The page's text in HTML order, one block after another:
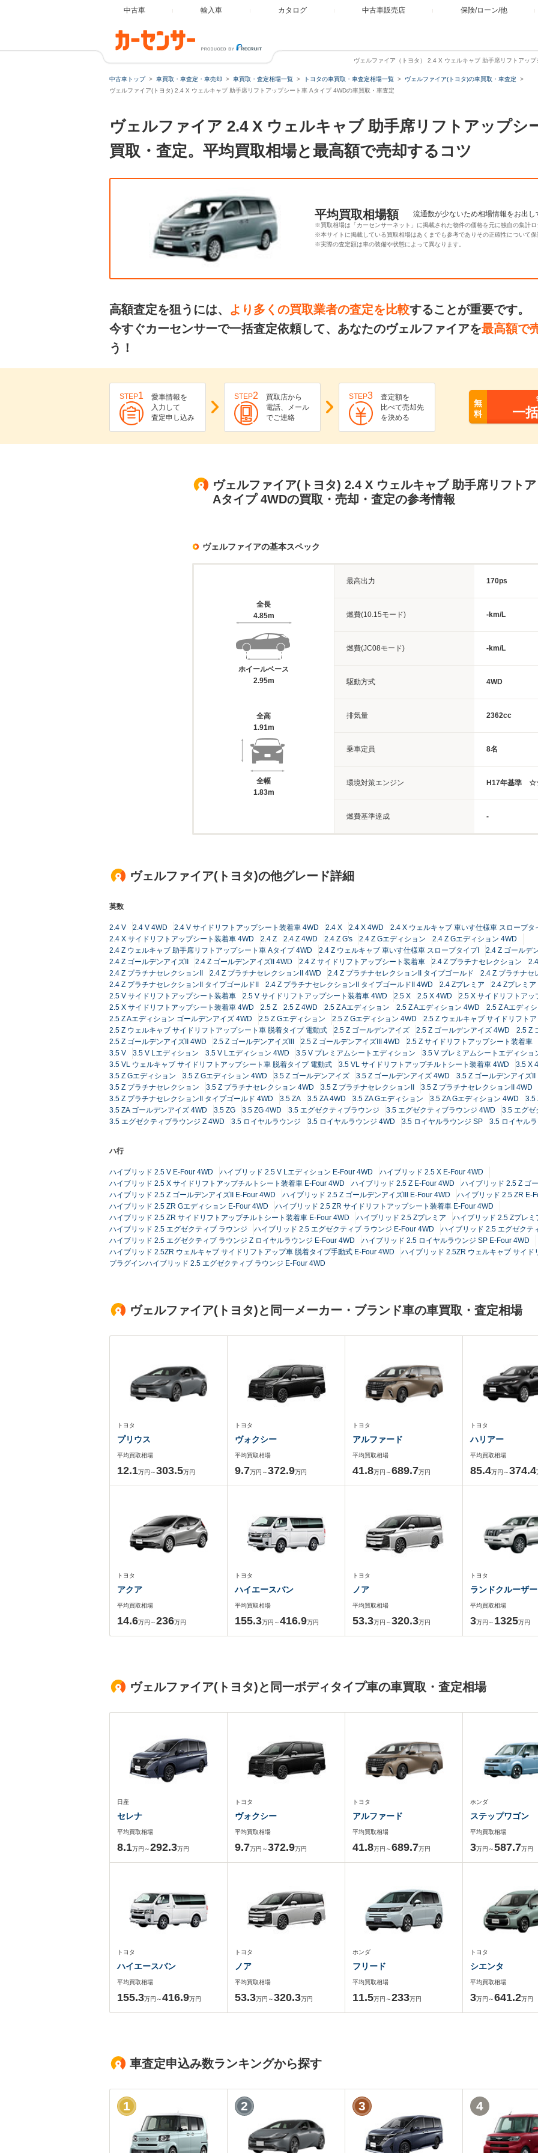
中古車 輸入車 カタログ 中古車販売店 保険/ローン/他
ヴェルファイア（トヨタ） 2.4 X ウェルキャブ 助手席リフトアッ
中古車トップ 車買取・車査定・車売却 車買取・査定相場一覧 トヨタの車買取・車査定相場一覧
ヴェルファイア(トヨタ)の車買取・車査定
ヴェルファイア(トヨタ) 2.4 X ウェルキャブ 助手席リフトアップシート車 Aタイプ 4WDの車買取・車査定
ヴェルファイア 2.4 X ウェルキャブ 助手席リフトアップシ
買取・査定。平均買取相場と最高額で売却するコツ
平均買取相場額 流通数が少ないため相場情報をお出
※買取相場は「カーセンサーネット」に掲載された物件の価格を元に独自の集計
※本サイトに掲載している買取相場はあくまでも参考でありその正確性について
※実際の査定額は車の装備や状態によって異なります。
高額査定を狙うには、 より多くの買取業者の査定を比較することが重要です。
今すぐカーセンサーで一括査定依頼して、あなたのヴェルファイアを最高額で
う！
STEP1
愛車情報を
入力して
査定申し込み
STEP2
買取店から
電話、メール
でご連絡
STEP3
査定額を
比べて売却先
を決める
無
料
一
ヴェルファイア(トヨタ) 2.4 X ウェルキャブ 助手席リフト
Aタイプ 4WDの買取・売却・査定の参考情報
ヴェルファイアの基本スペック
全長
4.85m
ホイールベース
2.95m
全高
1.91m
全幅
1.83m
最高出力 170ps
燃費(10.15モード) -km/L
燃費(JC08モード) -km/L
駆動方式 4WD
排気量 2362cc
乗車定員 8名
環境対策エンジン H17年基準
燃費基準達成 -
ヴェルファイア(トヨタ)の他グレード詳細
英数
2.4 V 2.4 V 4WD 2.4 V サイドリフトアップシート装着車 4WD 2.4 X 2.4 X 4WD
2.4 X ウェルキャブ 車いす仕様車 スロープタ
2.4 X サイドリフトアップシート装着車 4WD
2.4 Z 2.4 Z 4WD 2.4 Z G's 2.4 Z Gエディション
2.4 Z Gエディション 4WD
2.4 Z ウェルキャブ 助手席リフトアップシート車 Aタイプ 4WD
2.4 Z ウェルキャブ 車いす仕様車 スロープタイプI
2.4 Z ゴールデ
2.4 Z ゴールデンアイズII
2.4 Z ゴールデンアイズII 4WD 2.4 Z サイドリフトアップシート装着車 2.4 Z プラチナセレクション
2.4 Z プラチナセレクションII
2.4 Z プラチナセレクションII 4WD 2.4 Z プラチナセレクションII タイプゴールド
2.4 Z プラチナセ
2.4 Z プラチナセレクションII タイプゴールドII
2.4 Z プラチナセレクションII タイプゴールドII 4WD 2.4 Zプレミア
2.4 Zプレミア
2.5 V サイドリフトアップシート装着車
2.5 V サイドリフトアップシート装着車 4WD 2.5 X 2.5 X 4WD
2.5 X サイドリフトアッ
2.5 X サイドリフトアップシート装着車 4WD
2.5 Z 2.5 Z 4WD 2.5 Z Aエディション 2.5 Z Aエディション 4WD
2.5 Z Aエディ
2.5 Z Aエディション ゴールデンアイズ 4WD
2.5 Z Gエディション 2.5 Z Gエディション 4WD
2.5 Z ウェルキャブ サイドリフト
2.5 Z ウェルキャブ サイドリフトアップシート車 脱着タイプ 電動式
2.5 Z ゴールデンアイズ 2.5 Z ゴールデンアイズ 4WD
2.5 Z
2.5 Z ゴールデンアイズII 4WD
2.5 Z ゴールデンアイズIII 2.5 Z ゴールデンアイズIII 4WD
2.5 Z サイドリフトアップシート装着車
3.5 V
3.5 V Lエディション 3.5 V Lエディション 4WD 3.5 V プレミアムシートエディション
3.5 V プレミアムシートエディショ
3.5 VL ウェルキャブ サイドリフトアップシート車 脱着タイプ 電動式
3.5 VL サイドリフトアップチルトシート装着車 4WD
3.5 X
3.5 Z Gエディション
3.5 Z Gエディション 4WD 3.5 Z ゴールデンアイズ 3.5 Z ゴールデンアイズ 4WD
3.5 Z ゴールデンアイズII
3.5 Z プラチナセレクション
3.5 Z プラチナセレクション 4WD 3.5 Z プラチナセレクションII
3.5 Z プラチナセレクションII 4WD
3.5 Z プラチナセレクションII タイプゴールド 4WD
3.5 ZA 3.5 ZA 4WD 3.5 ZA Gエディション 3.5 ZA Gエディション 4WD
3.5
3.5 ZA ゴールデンアイズ 4WD
3.5 ZG 3.5 ZG 4WD 3.5 エグゼクティブラウンジ 3.5 エグゼクティブラウンジ 4WD
3.5 エグゼ
3.5 エグゼクティブラウンジ Z 4WD
3.5 ロイヤルラウンジ 3.5 ロイヤルラウンジ 4WD 3.5 ロイヤルラウンジ SP 3.5 ロイヤル
ハ行
ハイブリッド 2.5 V E-Four 4WD ハイブリッド 2.5 V Lエディション E-Four 4WD
ハイブリッド 2.5 X E-Four 4WD
ハイブリッド 2.5 X サイドリフトアップチルトシート装着車 E-Four 4WD
ハイブリッド 2.5 Z E-Four 4WD
ハイブリッド 2.5 Z ゴ
ハイブリッド 2.5 Z ゴールデンアイズII E-Four 4WD
ハイブリッド 2.5 Z ゴールデンアイズIII E-Four 4WD
ハイブリッド 2.5 ZR E-
ハイブリッド 2.5 ZR Gエディション E-Four 4WD
ハイブリッド 2.5 ZR サイドリフトアップシート装着車 E-Four 4WD
ハイブリッド 2.5 ZR サイドリフトアップチルトシート装着車 E-Four 4WD
ハイブリッド 2.5 Zプレミア
ハイブリッド 2.5 Zプレ
ハイブリッド 2.5 エグゼクティブ ラウンジ
ハイブリッド 2.5 エグゼクティブ ラウンジ E-Four 4WD
ハイブリッド 2.5 エグゼクテ
ハイブリッド 2.5 エグゼクティブ ラウンジ Z ロイヤルラウンジ E-Four 4WD
ハイブリッド 2.5 ロイヤルラウンジ SP E-Four 4WD
ハイブリッド 2.5ZR ウェルキャブ サイドリフトアップ車 脱着タイプ手動式 E-Four 4WD
ハイブリッド 2.5ZR ウェルキャブ サイ
プラグインハイブリッド 2.5 エグゼクティブ ラウンジ E-Four 4WD
ヴェルファイア(トヨタ)と同一メーカー・ブランド車の車買取・査定相場
トヨタ
プリウス
平均買取相場
12.1万円～303.5万円
トヨタ
ヴォクシー
平均買取相場
9.7万円～372.9万円
トヨタ
アルファード
平均買取相場
41.8万円～689.7万円
トヨタ
ハリアー
平均買取相場
85.4万円～374.4
トヨタ
アクア
平均買取相場
14.6万円～236万円
トヨタ
ハイエースバン
平均買取相場
155.3万円～416.9万円
トヨタ
ノア
平均買取相場
53.3万円～320.3万円
トヨタ
ランドクルーザ
平均買取相場
3万円～ 1325万円
ヴェルファイア(トヨタ)と同一ボディタイプ車の車買取・査定相場
日産
セレナ
平均買取相場
8.1万円～292.3万円
トヨタ
ヴォクシー
平均買取相場
9.7万円～372.9万円
トヨタ
アルファード
平均買取相場
41.8万円～689.7万円
ホンダ
ステップワゴン
平均買取相場
3万円～587.7万円
トヨタ
ハイエースバン
平均買取相場
155.3万円～416.9万円
トヨタ
ノア
平均買取相場
53.3万円～320.3万円
ホンダ
フリード
平均買取相場
11.5万円～233万円
トヨタ
シエンタ
平均買取相場
3万円～641.2万円
車査定申込み数ランキングから探す
1 2 3 4